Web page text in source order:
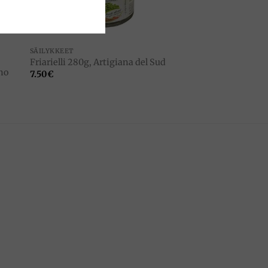
SÄILYKKEET
Friarielli 280g, Artigiana del Sud
7.50€